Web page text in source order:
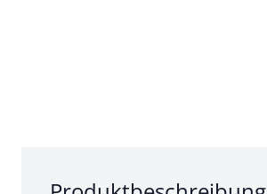
Abschnitt 1 von 3: